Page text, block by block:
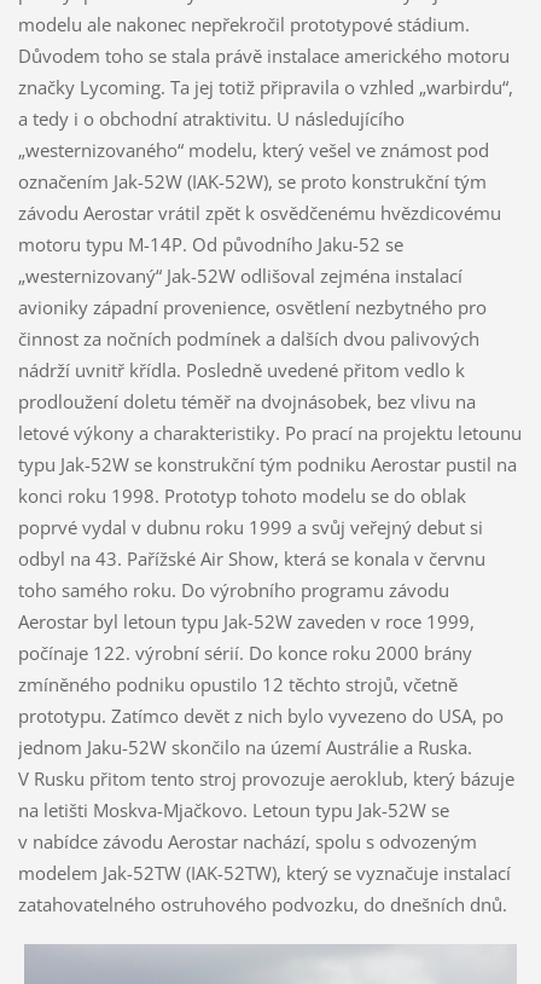
modelu ale nakonec nepřekročil prototypové stádium.
Důvodem toho se stala právě instalace amerického motoru
značky Lycoming. Ta jej totiž připravila o vzhled „warbirdu“,
a tedy i o obchodní atraktivitu. U následujícího
„westernizovaného“ modelu, který vešel ve známost pod
označením Jak-52W (IAK-52W), se proto konstrukční tým
závodu Aerostar vrátil zpět k osvědčenému hvězdicovému
motoru typu M-14P. Od původního Jaku-52 se
„westernizovaný“ Jak-52W odlišoval zejména instalací
avioniky západní provenience, osvětlení nezbytného pro
činnost za nočních podmínek a dalších dvou palivových
nádrží uvnitř křídla. Posledně uvedené přitom vedlo k
prodloužení doletu téměř na dvojnásobek, bez vlivu na
letové výkony a charakteristiky. Po prací na projektu letounu
typu Jak-52W se konstrukční tým podniku Aerostar pustil na
konci roku 1998. Prototyp tohoto modelu se do oblak
poprvé vydal v dubnu roku 1999 a svůj veřejný debut si
odbyl na 43. Pařížské Air Show, která se konala v červnu
toho samého roku. Do výrobního programu závodu
Aerostar byl letoun typu Jak-52W zaveden v roce 1999,
počínaje 122. výrobní sérií. Do konce roku 2000 brány
zmíněného podniku opustilo 12 těchto strojů, včetně
prototypu. Zatímco devět z nich bylo vyvezeno do USA, po
jednom Jaku-52W skončilo na území Austrálie a Ruska.
V Rusku přitom tento stroj provozuje aeroklub, který bázuje
na letišti Moskva-Mjačkovo. Letoun typu Jak-52W se
v nabídce závodu Aerostar nachází, spolu s odvozeným
modelem Jak-52TW (IAK-52TW), který se vyznačuje instalací
zatahovatelného ostruhového podvozku, do dnešních dnů.